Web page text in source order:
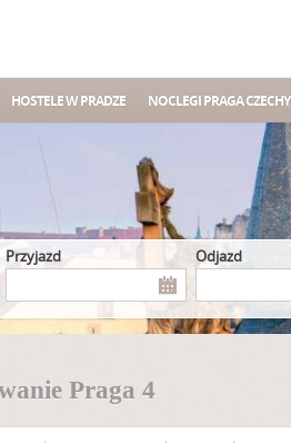
HOSTELE W PRADZE NOCLEGI PRAGA CZECHY
Przyjazd Odjazd
Praga 4